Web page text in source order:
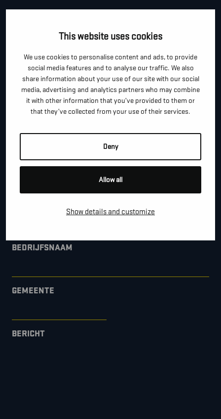
This website uses cookies
We use cookies to personalise content and ads, to provide
social media features and to analyse our traffic. We also
share information about your use of our site with our social
media, advertising and analytics partners who may combine
it with other information that you’ve provided to them or
that they’ve collected from your use of their services.
Deny
Allow all
Show details and customize
vragen, een afspraak te maken of gewoon om even
hallo te zeggen.
" geeft vereiste velden aan
VOOR- EN ACHTERNAAM *
TELEFOON / MOBIEL *
BEDRIJFSNAAM
GEMEENTE
BERICHT